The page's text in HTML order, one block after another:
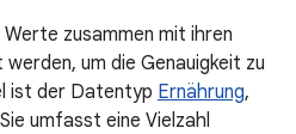
zusammen mit ihren
um die Genauigkeit zu
ist der Datentyp Ernährung,
umfasst eine Vielzahl